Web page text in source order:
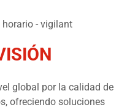
global por la calidad de
ofreciendo soluciones